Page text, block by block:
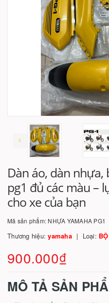
Dàn áo, dàn nhựa,
pg1 đủ các màu –
cho xe của bạn
Mã sản phẩm: NHỰA YAMAHA PG1
Thương hiệu:yamaha Loại:
900.000₫
MÔ TẢ SẢN